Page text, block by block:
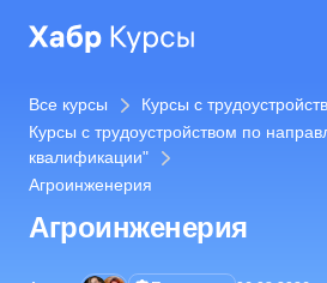
Все курсы
Курсы с
Курсы с трудоустройством по
квалификации"
Агроинженерия
Агроинженерия